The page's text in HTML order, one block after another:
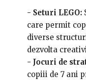
- Seturi LEGO:
care permit
diverse
dezvolta
- Jocuri de
copiii de 7 ani